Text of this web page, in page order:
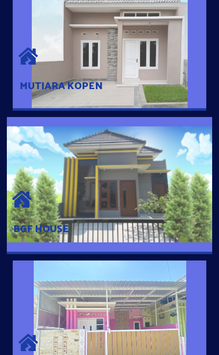
MUTIARA KOPEN
MUTIARA KOPEN
Hunian nyaman dengan suasana pedesaan. 10 menit dari pusat
kota, 2 menit dari Ring Road
BGF HOUSE
BGF HOUSE
Hunian Mewah Pusat Kota dengan fasilitas Free Desain, Dapur,
Parkir Mobil dengan 3 Kamar Tidur dan 2 Kamar Mandi.
GRIYA ASRI BOGORAN
Desain Modern Minimalis dengan Konsep Rumah Pintar
Sehingga Memudahkan Penghuni mengakses rumahnya
dengan Ponsel